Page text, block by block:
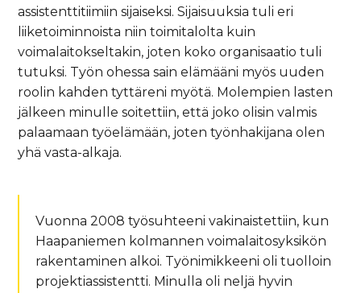
assistenttitiimiin sijaiseksi. Sijaisuuksia tuli eri
liiketoiminnoista niin toimitalolta kuin
voimalaitokseltakin, joten koko organisaatio tuli
tutuksi. Työn ohessa sain elämääni myös uuden
roolin kahden tyttäreni myötä. Molempien lasten
jälkeen minulle soitettiin, että joko olisin valmis
palaamaan työelämään, joten työnhakijana olen
yhä vasta-alkaja.
Vuonna 2008 työsuhteeni vakinaistettiin, kun
Haapaniemen kolmannen voimalaitosyksikön
rakentaminen alkoi. Työnimikkeeni oli tuolloin
projektiassistentti. Minulla oli neljä hyvin